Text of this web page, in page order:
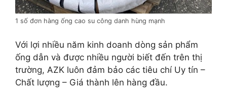
1 số đơn hàng ống cao su công danh hùng mạnh
Với lợi nhiều năm kinh doanh dòng sản phẩm
ống dẫn và được nhiều người biết đến trên thị
trường, AZK luôn đảm bảo các tiêu chí Uy tín –
Chất lượng – Giá thành lên hàng đầu.